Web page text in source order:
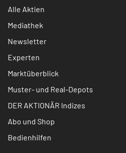
Alle Aktien
Mediathek
Newsletter
Experten
Marktüberblick
Muster- und Real-Depots
DER AKTIONÄR Indizes
Abo und Shop
Bedienhilfen